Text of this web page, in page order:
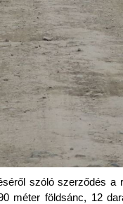
szóló szerződés a
méter földsánc, 12